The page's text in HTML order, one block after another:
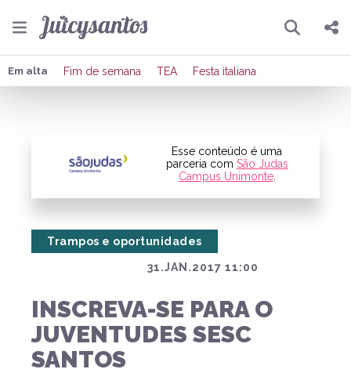
Pesquisar
Compartilhar
Publicar no Facebook
Em alta Fim de semana TEA Festa italiana
Esse conteúdo é uma
parceria com São Judas
Campus Unimonte.
31.JAN.2017 11:00
Trampos e oportunidades
INSCREVA-SE PARA O
JUVENTUDES SESC
SANTOS